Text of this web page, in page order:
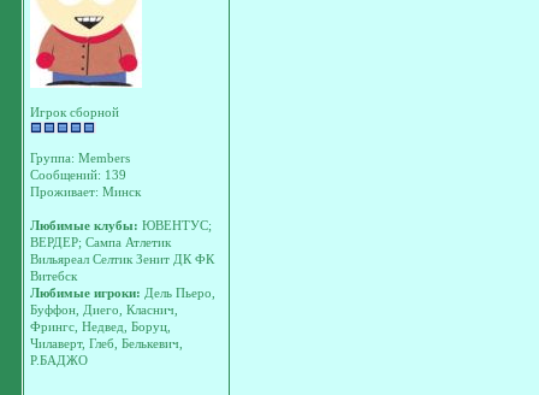
Игрок сборной
Группа: Members
Сообщений: 139
Проживает: Минск
Любимые клубы: ЮВЕНТУС;
ВЕРДЕР; Сампа Атлетик
Вильяреал Селтик Зенит ДК ФК
Витебск
Любимые игроки: Дель Пьеро,
Буффон, Диего, Класнич,
Фрингс, Недвед, Боруц,
Чилаверт, Глеб, Белькевич,
Р.БАДЖО